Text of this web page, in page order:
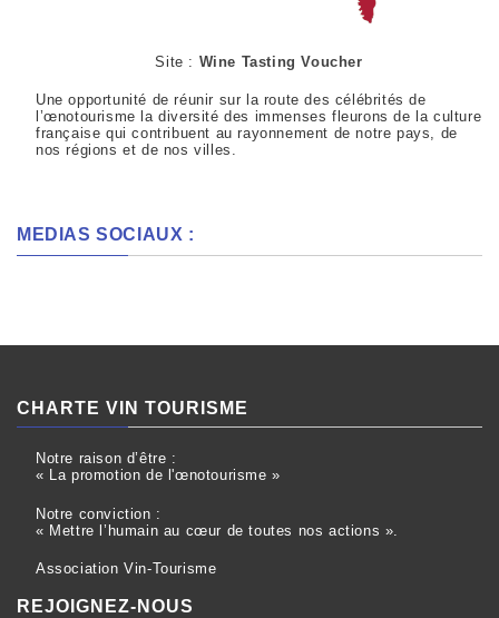
Site : Wine Tasting Voucher
Une opportunité de réunir sur la route des célébrités de
l’œnotourisme la diversité des immenses fleurons de la culture
française qui contribuent au rayonnement de notre pays, de
nos régions et de nos villes.
MEDIAS SOCIAUX :
CHARTE VIN TOURISME
Notre raison d’être :
« La promotion de l'œnotourisme »
Notre conviction :
« Mettre l’humain au cœur de toutes nos actions ».
Association Vin-Tourisme
REJOIGNEZ-NOUS